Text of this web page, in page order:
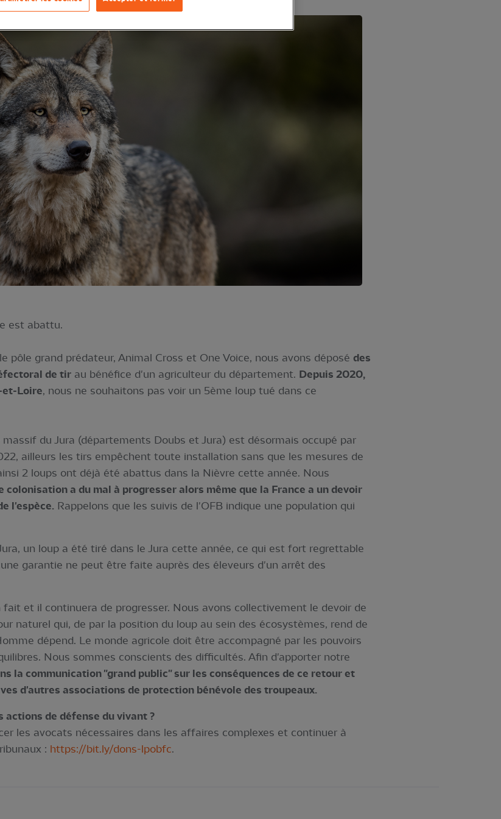
est abattu.
pôle grand prédateur, Animal Cross et One Voice, nous avons déposé des
de tirau bénéfice d'un agriculteur du département. Depuis 2020,
et-Loire, nous ne souhaitons pas voir un 5ème loup tué dans ce
du Jura (départements Doubs et Jura) est désormais occupé par
ailleurs les tirs empêchent toute installation sans que les mesures de
2 loups ont déjà été abattus dans la Nièvre cette année. Nous
colonisation a du mal à progresser alors même que la France a un devoir
l'espèce. Rappelons que les suivis de l'OFB indique une population qui
un loup a été tiré dans le Jura cette année, ce qui est fort regrettable
garantie ne peut être faite auprès des éleveurs d'un arrêt des
et il continuera de progresser. Nous avons collectivement le devoir de
naturel qui, de par la position du loup au sein des écosystèmes, rend de
dépend. Le monde agricole doit être accompagné par les pouvoirs
Nous sommes conscients des difficultés. Afin d'apporter notre
la communication "grand public" sur les conséquences de ce retour et
d'autres associations de protection bénévole des troupeaux.
actions de défense du vivant ?
les avocats nécessaires dans les affaires complexes et continuer à
: https://bit.ly/dons-lpobfc.